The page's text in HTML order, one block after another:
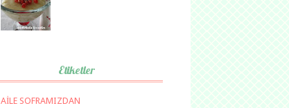
Etiketler
AİLE SOFRAMIZDAN